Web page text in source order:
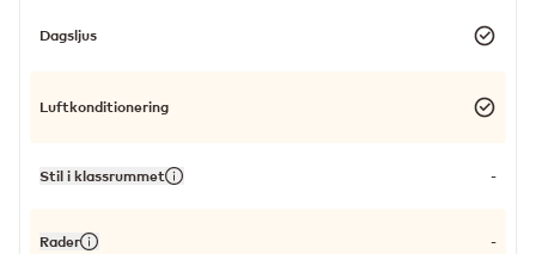
Dagsljus
Luftkonditionering
Stil i klassrummet -
Rader -